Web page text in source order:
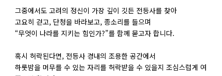
그중에서도 고려의 정신이 가장 깊이 깃든 전등사를 찾아
고요히 걷고, 단청을 바라보고, 종소리를 들으며
“무엇이 나라를 지키는 힘인가?”를 함께 묻고자 합니다.
혹시 허락된다면, 전등사 경내의 조용한 공간에서
하룻밤을 머무를 수 있는 자리를 허락받을 수 있을지 조심스럽게 여